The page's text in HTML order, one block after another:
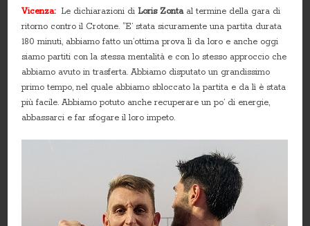
Vicenza: Le dichiarazioni diLoris Zontaal termine della gara di
ritorno contro il Crotone. “E’ stata sicuramente una partita durata
180 minuti, abbiamo fatto un’ottima prova lì da loro e anche oggi
siamo partiti con la stessa mentalità e con lo stesso approccio che
abbiamo avuto in trasferta. Abbiamo disputato un grandissimo
primo tempo, nel quale abbiamo sbloccato la partita e da lì è stata
più facile. Abbiamo potuto anche recuperare un po’ di energie,
abbassarci e far sfogare il loro impeto.